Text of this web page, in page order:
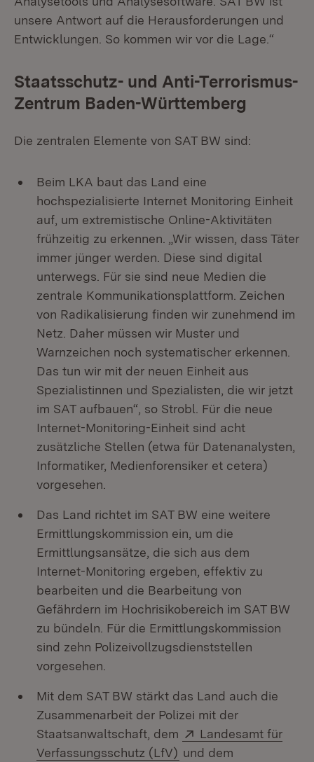
unsere Antwort auf die Herausforderungen und
Entwicklungen. So kommen wir vor die Lage.“
Staatsschutz- und Anti-Terrorismus-
Zentrum Baden-Württemberg
Die zentralen Elemente von SAT BW sind:
Beim LKA baut das Land eine
hochspezialisierte Internet Monitoring Einheit
auf, um extremistische Online-Aktivitäten
frühzeitig zu erkennen. „Wir wissen, dass Täter
immer jünger werden. Diese sind digital
unterwegs. Für sie sind neue Medien die
zentrale Kommunikationsplattform. Zeichen
von Radikalisierung finden wir zunehmend im
Netz. Daher müssen wir Muster und
Warnzeichen noch systematischer erkennen.
Das tun wir mit der neuen Einheit aus
Spezialistinnen und Spezialisten, die wir jetzt
im SAT aufbauen“, so Strobl. Für die neue
Internet-Monitoring-Einheit sind acht
zusätzliche Stellen (etwa für Datenanalysten,
Informatiker, Medienforensiker et cetera)
vorgesehen.
Das Land richtet im SAT BW eine weitere
Ermittlungskommission ein, um die
Ermittlungsansätze, die sich aus dem
Internet-Monitoring ergeben, effektiv zu
bearbeiten und die Bearbeitung von
Gefährdern im Hochrisikobereich im SAT BW
zu bündeln. Für die Ermittlungskommission
sind zehn Polizeivollzugsdienststellen
vorgesehen.
Mit dem SAT BW stärkt das Land auch die
Zusammenarbeit der Polizei mit der
Staatsanwaltschaft, dem
Extern:
Landesamt für
Verfassungsschutz (LfV) (Öffnet in neuem
und dem